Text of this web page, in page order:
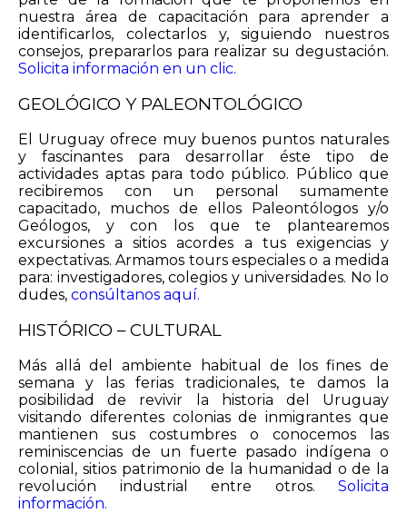
nuestra área de capacitación para aprender a
identificarlos, colectarlos y, siguiendo nuestros
consejos, prepararlos para realizar su degustación.
Solicita información en un clic.
GEOLÓGICO Y PALEONTOLÓGICO
El Uruguay ofrece muy buenos puntos naturales
y fascinantes para desarrollar éste tipo de
actividades aptas para todo público. Público que
recibiremos con un personal sumamente
capacitado, muchos de ellos Paleontólogos y/o
Geólogos, y con los que te plantearemos
excursiones a sitios acordes a tus exigencias y
expectativas. Armamos tours especiales o a medida
para: investigadores, colegios y universidades. No lo
dudes, consúltanos aquí.
HISTÓRICO – CULTURAL
Más allá del ambiente habitual de los fines de
semana y las ferias tradicionales, te damos la
posibilidad de revivir la historia del Uruguay
visitando diferentes colonias de inmigrantes que
mantienen sus costumbres o conocemos las
reminiscencias de un fuerte pasado indígena o
colonial, sitios patrimonio de la humanidad o de la
revolución industrial entre otros. Solicita
información.